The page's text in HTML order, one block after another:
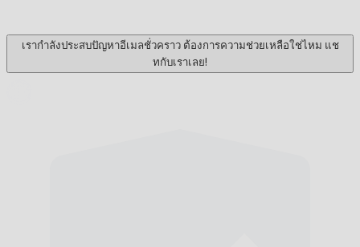
เรากำลังประสบปัญหาอีเมลชั่วคราว ต้องการความช่วยเหลือใช่ไหม แช
ทกับเราเลย!